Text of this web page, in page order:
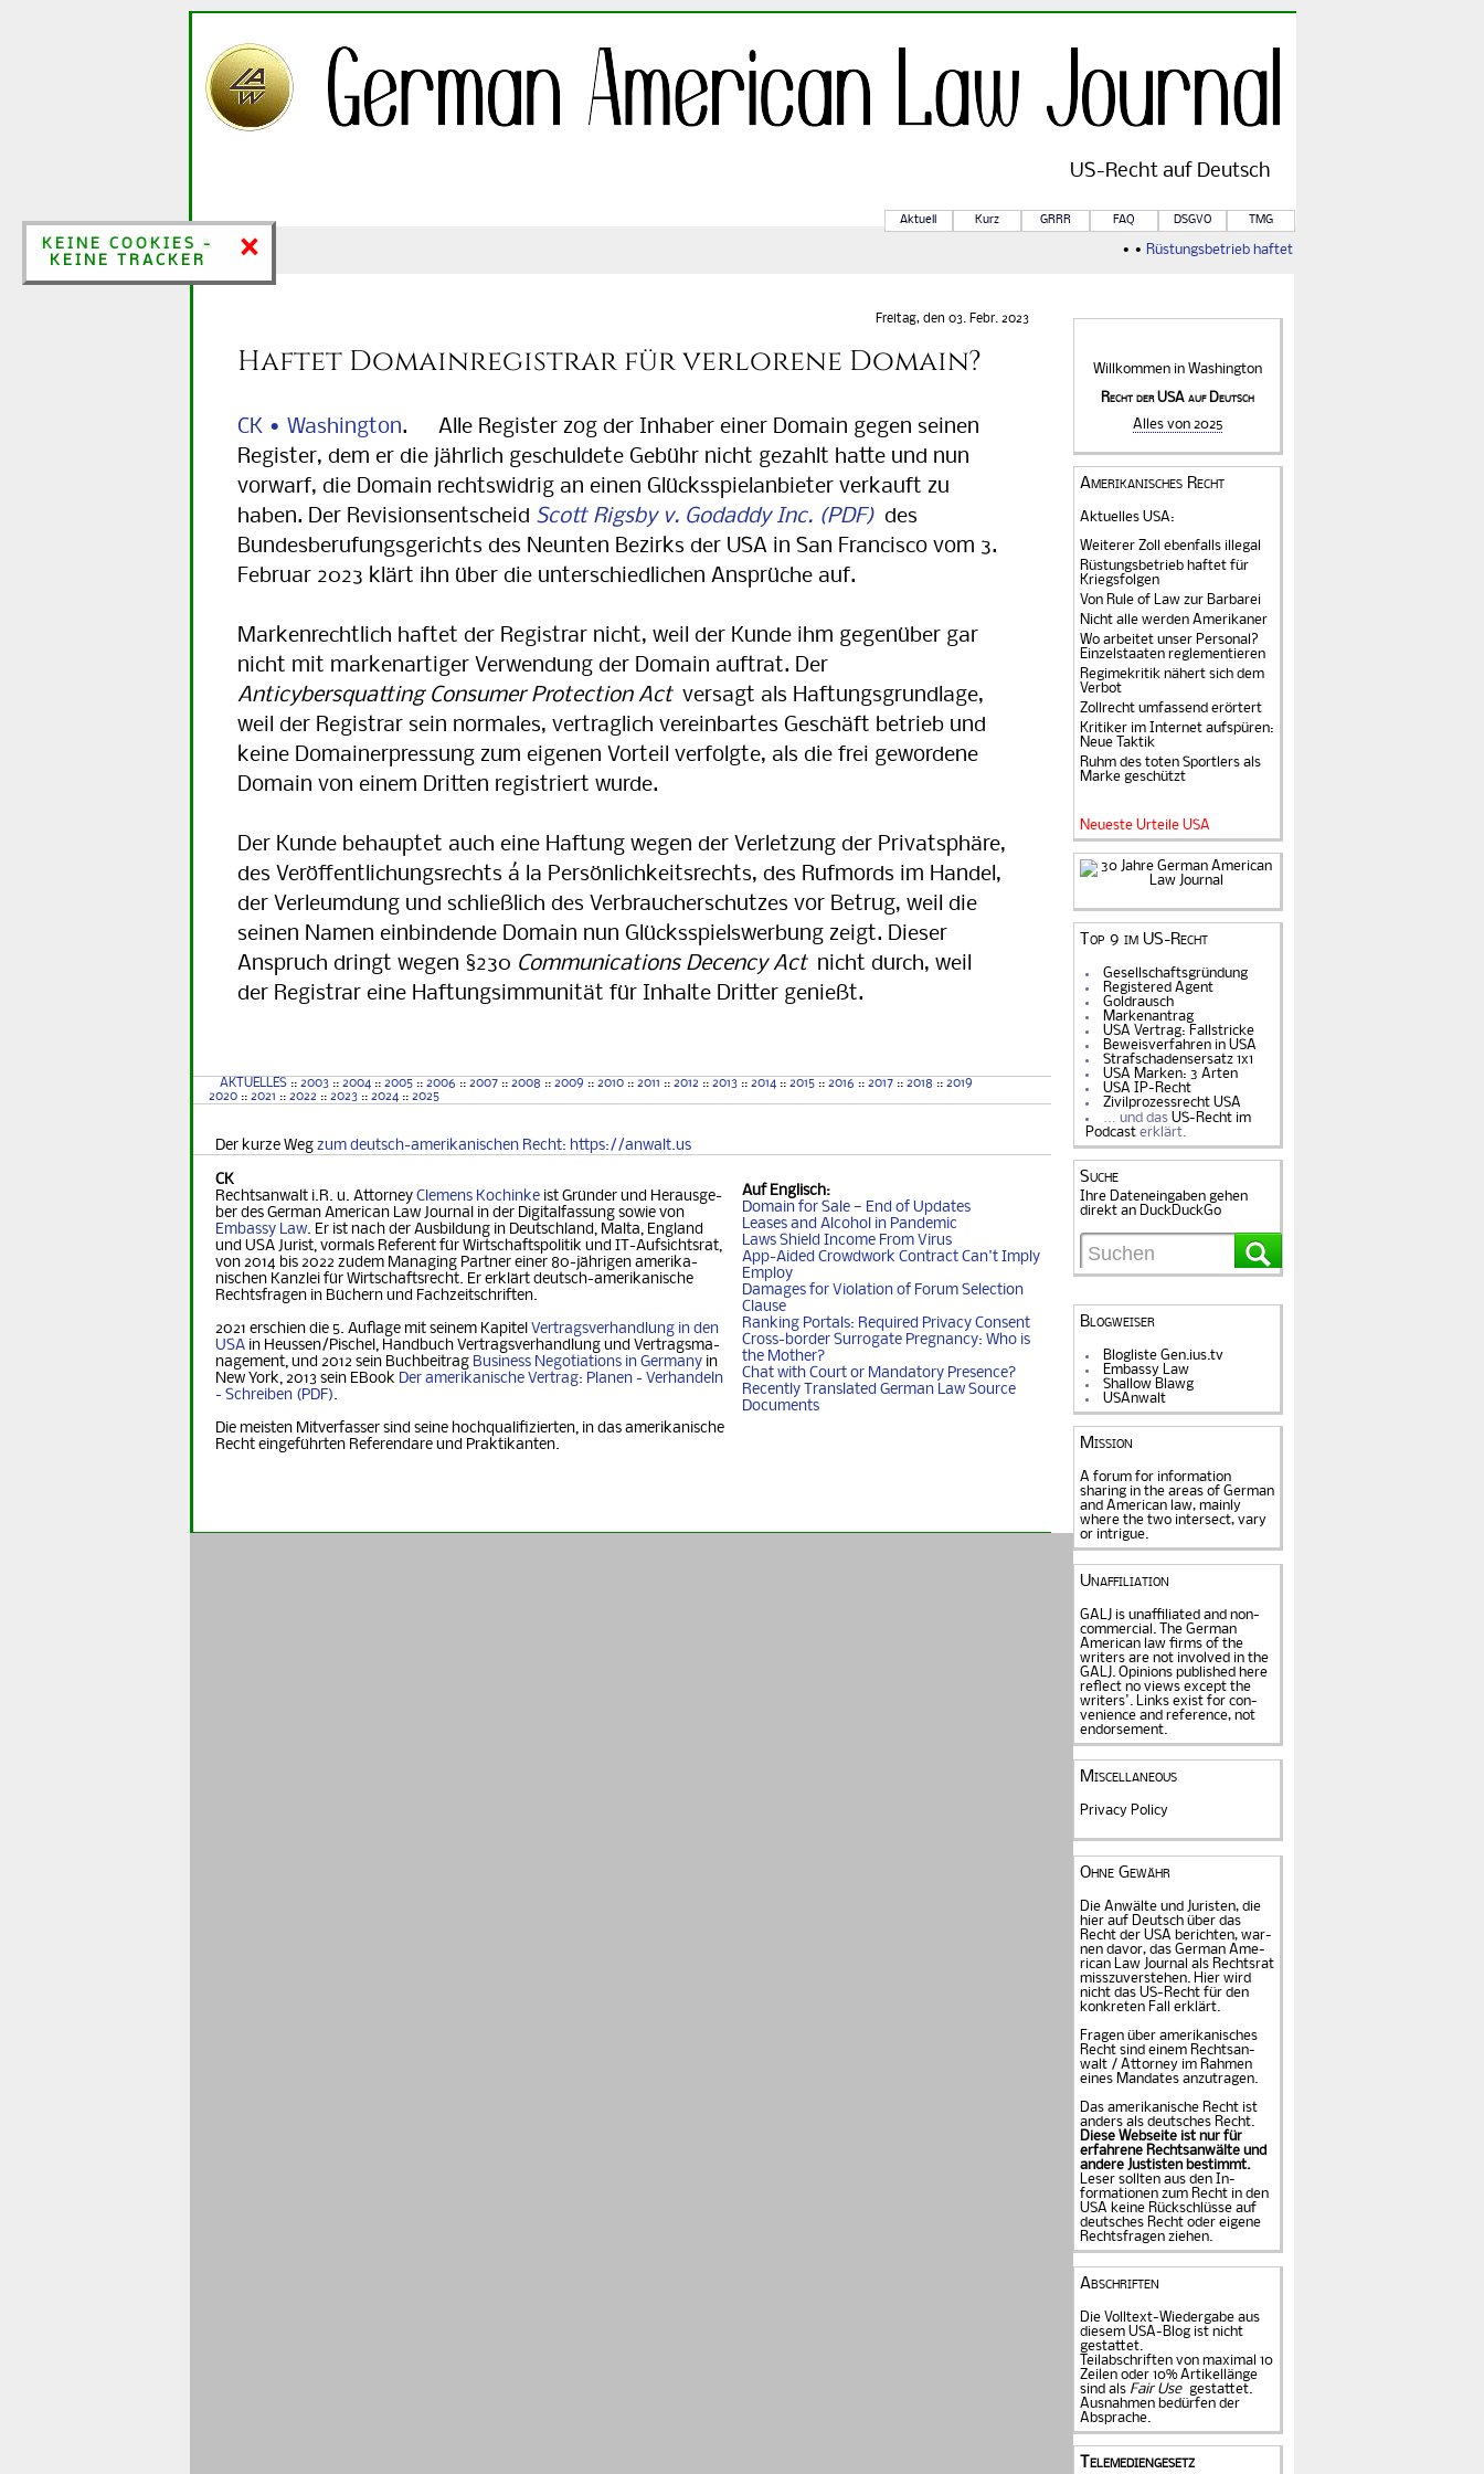
×
KEINE COOKIES &
KEINE TRACKER
US-Rechtauf Deutsch
Aktuell Kurz GRRR FAQ DSGVO TMG
• • Rüstungsbetrieb haftet für Kriegsfolgen
Freitag, den 03. Febr. 2023
Haftet Domainregistrar für verlorene Domain?
CK • Washington. Alle Register zog der Inhaber einer Domain gegen seinen
Register, dem er die jährlich geschuldete Gebühr nicht gezahlt hatte und nun
vorwarf, die Domain rechtswidrig an einen Glücksspielanbieter verkauft zu
haben. Der Revisionsentscheid Scott Rigsby v. Godaddy Inc.
des
Bundesberufungsgerichts des Neunten Bezirks der USA in San Francisco vom 3.
Februar 2023 klärt ihn über die unterschiedlichen Ansprüche auf.
Markenrechtlich haftet der Registrar nicht, weil der Kunde ihm gegenüber gar
nicht mit markenartiger Verwendung der Domain auftrat. Der
Anticybersquatting Consumer Protection Act versagt als Haftungsgrundlage,
weil der Registrar sein normales, vertraglich vereinbartes Geschäft betrieb und
keine Domainerpressung zum eigenen Vorteil verfolgte, als die frei gewordene
Domain von einem Dritten registriert wurde.
Der Kunde behauptet auch eine Haftung wegen der Verletzung der Privatsphäre,
des Veröffentlichungsrechts á la Persönlichkeitsrechts, des Rufmords im Handel,
der Verleumdung und schließlich des Verbraucherschutzes vor Betrug, weil die
seinen Namen einbindende Domain nun Glücksspielswerbung zeigt. Dieser
Anspruch dringt wegen §230 Communications Decency Act nicht durch, weil
der Registrar eine Haftungsimmunität für Inhalte Dritter genießt.
AKTUELLES :: 2003 :: 2004 :: 2005 :: 2006 :: 2007 :: 2008 :: 2009 :: 2010 :: 2011 :: 2012 :: 2013 :: 2014 :: 2015 :: 2016 :: 2017 :: 2018 :: 2019
2020 :: 2021 :: 2022 :: 2023 :: 2024 :: 2025
Der kurze Weg zum deutsch-amerikanischen Recht: https://anwalt.us
Auf Englisch:
Domain for Sale — End of Updates
Leases and Alcohol in Pandemic
Laws Shield Income From Virus
App-Aided Crowdwork Contract Can't Imply
Employ
Damages for Violation of Forum Selection
Clause
Ranking Portals: Required Privacy Consent
Cross-border Surrogate Pregnancy: Who is
the Mother?
Chat with Court or Mandatory Presence?
Recently Translated German Law Source
Documents
CK
Rechtsanwalt i.R. u. Attorney Clemens Kochinke ist Gründer und Her­aus­ge­
ber des German Ame­ri­can Law Journal in der Digitalfassung so­wie von
Embassy Law. Er ist nach der Ausbildung in Deutschland, Mal­ta, Eng­land
und USA Jurist, vormals Referent für Wirt­schafts­politik und IT-Auf­sichtsrat,
von 2014 bis 2022 zudem Managing Part­ner einer 80-jäh­ri­gen ame­ri­ka­
nischen Kanzlei für Wirtschaftsrecht. Er erklärt deutsch-ame­ri­ka­ni­sche
Rechts­fra­gen in Büchern und Fachzeitschriften.
2021 erschien die 5. Auflage mit seinem Kapitel Vertragsverhandlung in den
USA in Heus­sen/Pischel, Handbuch Vertragsverhandlung und Ver­trags­ma­
na­ge­ment, und 2012 sein Buchbeitrag Business Nego­ti­ati­ons in Ger­ma­ny in
New York, 2013 sein EBook Der ame­ri­ka­ni­sche Vertrag: Planen - Ver­han­deln
- Schreiben
.
Die meisten Mitverfasser sind seine hochqualifizierten, in das amerikanische
Recht eingeführten Referendare und Praktikanten.
Willkommen in Washington
Recht der USA auf Deutsch
Alles von 2025
Amerikanisches Recht
Aktuelles USA:
Weiterer Zoll ebenfalls illegal
Rüstungsbetrieb haftet für
Kriegsfolgen
Von Rule of Law zur Barbarei
Nicht alle werden Amerikaner
Wo arbeitet unser Personal?
Einzelstaaten reglementieren
Regimekritik nähert sich dem
Verbot
Zollrecht umfassend erörtert
Kritiker im Internet aufspüren:
Neue Taktik
Ruhm des toten Sportlers als
Marke geschützt
Neueste Urteile USA
Top 9 im US-Recht
Gesellschaftsgründung
Registered Agent
Goldrausch
Markenantrag
USA Vertrag: Fallstricke
Beweisverfahren in USA
Strafschadensersatz 1x1
USA Marken: 3 Arten
USA IP-Recht
Zivilprozessrecht USA
… und dasUS-Recht im
Podcast erklärt.
Suche
Ihre Dateneingaben gehen
direkt an DuckDuckGo
Blogweiser
Blogliste Gen.ius.tv
Embassy Law
Shallow Blawg
USAnwalt
Mission
A forum for information
sharing in the areas of German
and American law, mainly
where the two intersect, vary
or intrigue.
Unaffiliation
GALJ is unaffiliated and non-
commercial. The Ger­man
American law firms of the
writers are not in­volved in the
GALJ. Opi­nions published here
reflect no views except the
writers'. Links exist for con­
venience and refe­rence, not
endorse­ment.
Miscellaneous
Privacy Policy
Ohne Gewähr
Die Anwälte und Juristen, die
hier auf Deutsch über das
Recht der USA be­rich­ten, war­
nen davor, das German Ame­
rican Law Journal als Rechts­rat
miss­zu­verstehen. Hier wird
nicht das US-Recht für den
konkreten Fall er­klärt.
Fragen über amerika­ni­sches
Recht sind einem Rechts­an­
walt / Attorney im Rahmen
eines Mandates an­zu­tragen.
Das amerikanische Recht ist
anders als deutsches Recht.
Diese Webseite ist nur für
erfahrene Rechtsanwälte und
andere Justisten be­stimmt.
Leser sollten aus den In­
formationen zum Recht in den
USA keine Rückschlüsse auf
deutsches Recht oder eigene
Rechtsfragen ziehen.
Abschriften
Die Volltext-Wiedergabe aus
diesem USA-Blog ist nicht
gestattet.
Teilabschriften von maximal 10
Zeilen oder 10% Artikellänge
sind als Fair Use
gestattet.
Ausnahmen bedürfen der
Absprache.
Telemediengesetz
×
KEINE COOKIES -
KEINE TRACKER